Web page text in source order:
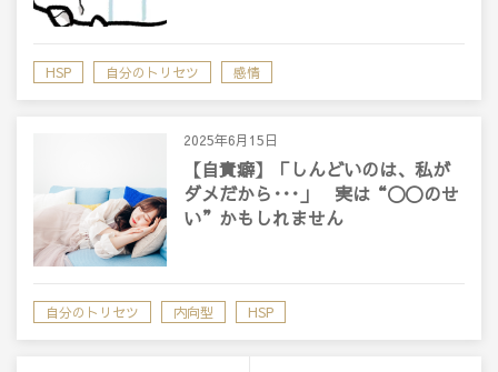
HSP 自分のトリセツ 感情
2025年6月15日
【自責癖】「しんどいのは、私が
ダメだから･･･」 実は“〇〇のせ
い”かもしれません
自分のトリセツ 内向型 HSP